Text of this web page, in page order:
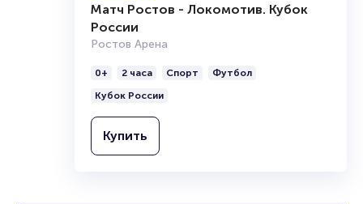
Матч Ростов - Локомотив. Кубок
России
Ростов Арена
0+ 2 часа Спорт
Футбол
Кубок России
Купить